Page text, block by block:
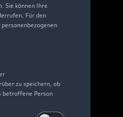
Sie können Ihre
Für den
zu speichern, ob
betroffene Person